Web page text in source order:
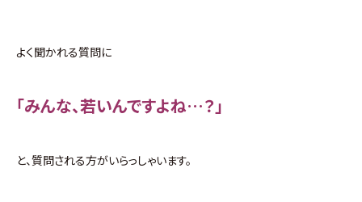
よく聞かれる質問に
「みんな、若いんですよね…？」
と、質問される方がいらっしゃいます。